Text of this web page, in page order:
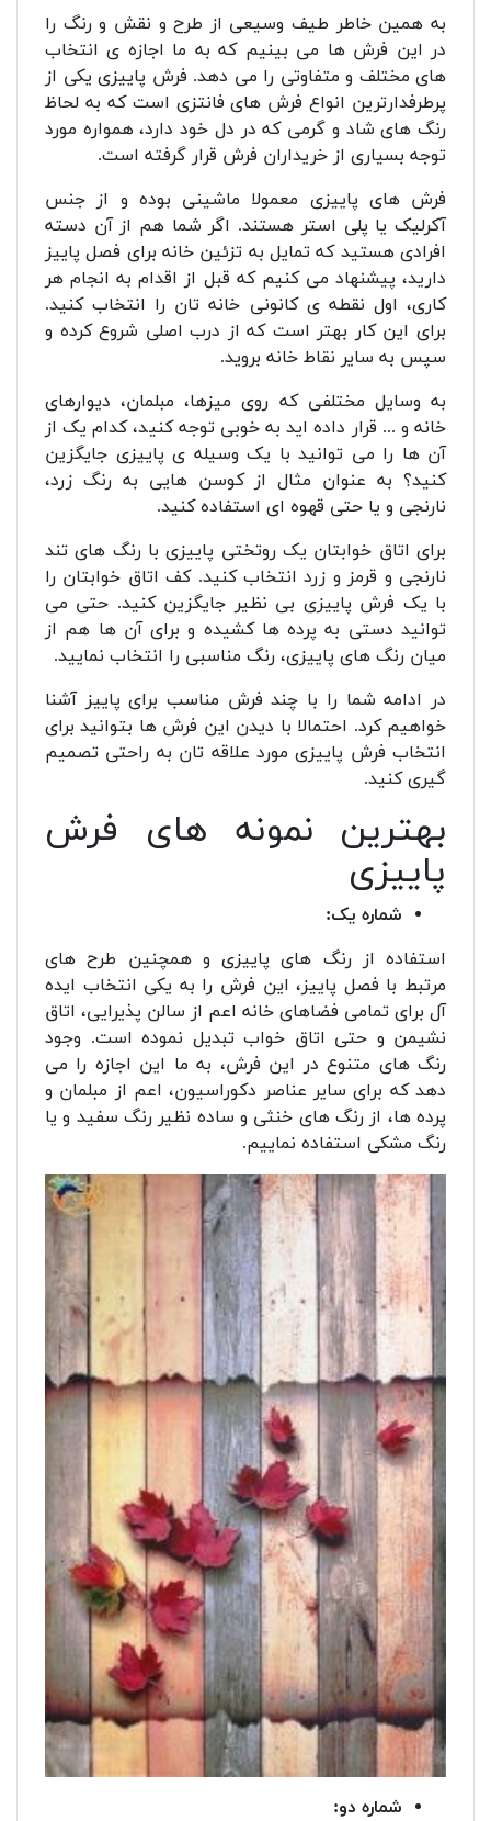
به همین خاطر طیف وسیعی از طرح و نقش و رنگ را
در این فرش ها می بینیم که به ما اجازه ی انتخاب
های مختلف و متفاوتی را می دهد. فرش پاییزی یکی از
پرطرفدارترین انواع فرش های فانتزی است که به لحاظ
رنگ های شاد و گرمی که در دل خود دارد، همواره مورد
توجه بسیاری از خریداران فرش قرار گرفته است.
فرش های پاییزی معمولا ماشینی بوده و از جنس
آکرلیک یا پلی استر هستند. اگر شما هم از آن دسته
افرادی هستید که تمایل به تزئین خانه برای فصل پاییز
دارید، پیشنهاد می کنیم که قبل از اقدام به انجام هر
کاری، اول نقطه ی کانونی خانه تان را انتخاب کنید.
برای این کار بهتر است که از درب اصلی شروع کرده و
سپس به سایر نقاط خانه بروید.
به وسایل مختلفی که روی میزها، مبلمان، دیوارهای
خانه و ... قرار داده اید به خوبی توجه کنید، کدام یک از
آن ها را می توانید با یک وسیله ی پاییزی جایگزین
کنید؟ به عنوان مثال از کوسن هایی به رنگ زرد،
نارنجی و یا حتی قهوه ای استفاده کنید.
برای اتاق خوابتان یک روتختی پاییزی با رنگ های تند
نارنجی و قرمز و زرد انتخاب کنید. کف اتاق خوابتان را
با یک فرش پاییزی بی نظیر جایگزین کنید. حتی می
توانید دستی به پرده ها کشیده و برای آن ها هم از
میان رنگ های پاییزی، رنگ مناسبی را انتخاب نمایید.
در ادامه شما را با چند فرش مناسب برای پاییز آشنا
خواهیم کرد. احتمالا با دیدن این فرش ها بتوانید برای
انتخاب فرش پاییزی مورد علاقه تان به راحتی تصمیم
گیری کنید.
بهترین نمونه های فرش
پاییزی
شماره یک:
استفاده از رنگ های پاییزی و همچنین طرح های
مرتبط با فصل پاییز، این فرش را به یکی انتخاب ایده
آل برای تمامی فضاهای خانه اعم از سالن پذیرایی، اتاق
نشیمن و حتی اتاق خواب تبدیل نموده است. وجود
رنگ های متنوع در این فرش، به ما این اجازه را می
دهد که برای سایر عناصر دکوراسیون، اعم از مبلمان و
پرده ها، از رنگ های خنثی و ساده نظیر رنگ سفید و یا
رنگ مشکی استفاده نماییم.
شماره دو: